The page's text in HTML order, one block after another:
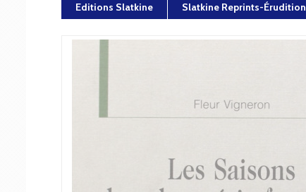
Editions Slatkine Slatkine Reprints-Érudition